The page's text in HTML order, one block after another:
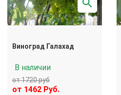
Виноград Галахад
В наличии
от 1720 руб
от 1462 Руб.